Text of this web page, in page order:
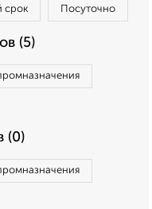
срок Посуточно
(5)
(0)